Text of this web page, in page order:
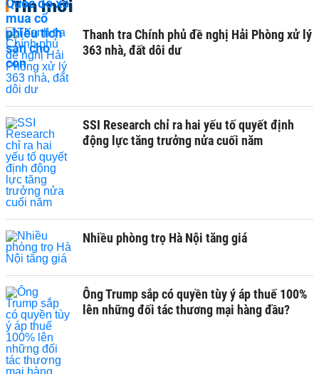
Tin mới
Thanh tra Chính phủ đề nghị Hải Phòng xử lý
363 nhà, đất dôi dư
SSI Research chỉ ra hai yếu tố quyết định
động lực tăng trưởng nửa cuối năm
Nhiều phòng trọ Hà Nội tăng giá
Ông Trump sắp có quyền tùy ý áp thuế 100%
lên những đối tác thương mại hàng đầu?